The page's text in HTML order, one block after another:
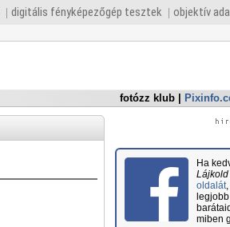
digitális fényképezőgép tesztek objektív
fotózz klub
Ha
Lájkold
oldalát,
miben